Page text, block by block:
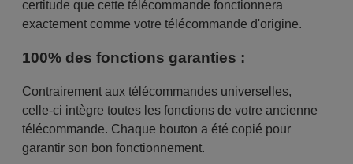
certitude que cette télécommande fonctionnera
exactement comme votre télécommande d'origine.
100% des fonctions garanties :
Contrairement aux télécommandes universelles,
celle-ci intègre toutes les fonctions de votre ancienne
télécommande. Chaque bouton a été copié pour
garantir son bon fonctionnement.